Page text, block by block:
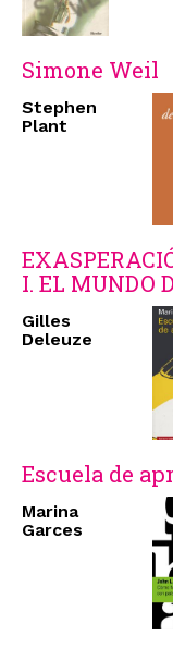
Simone Weil
Stephen
Plant
I. EL MUNDO
Gilles
Deleuze
Escuela de
Marina
Garces